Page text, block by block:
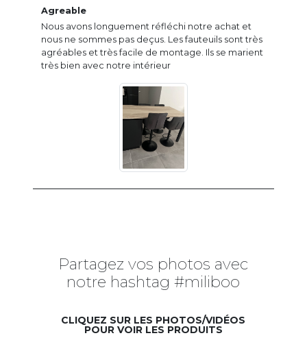
Agreable
Nous avons longuement réfléchi notre achat et
nous ne sommes pas deçus. Les fauteuils sont très
agréables et très facile de montage. Ils se marient
très bien avec notre intérieur
Partagez vos photos avec
notre hashtag #miliboo
CLIQUEZ SUR LES PHOTOS/VIDÉOS
POUR VOIR LES PRODUITS